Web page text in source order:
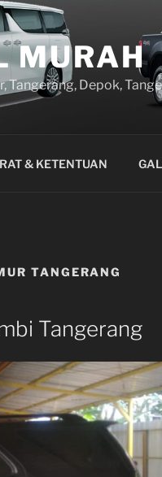
MURAH
Tangerang, Depok,
& KETENTUAN
TANGERANG
Tangerang